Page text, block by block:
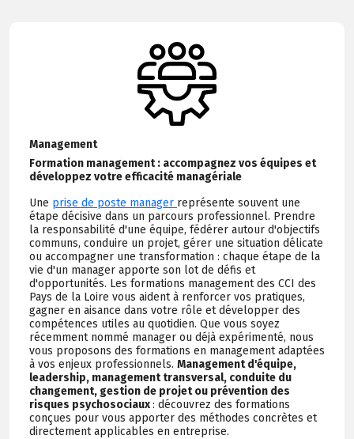
Management
Formation management : accompagnez vos équipes et
développez votre efficacité managériale
Une prise de poste manager représente souvent une
étape décisive dans un parcours professionnel. Prendre
la responsabilité d'une équipe, fédérer autour d'objectifs
communs, conduire un projet, gérer une situation délicate
ou accompagner une transformation : chaque étape de la
vie d'un manager apporte son lot de défis et
d'opportunités. Les formations management des CCI des
Pays de la Loire vous aident à renforcer vos pratiques,
gagner en aisance dans votre rôle et développer des
compétences utiles au quotidien. Que vous soyez
récemment nommé manager ou déjà expérimenté, nous
vous proposons des formations en management adaptées
à vos enjeux professionnels. Management d'équipe,
leadership, management transversal, conduite du
changement, gestion de projet ou prévention des
risques psychosociaux: découvrez des formations
conçues pour vous apporter des méthodes concrètes et
directement applicables en entreprise.